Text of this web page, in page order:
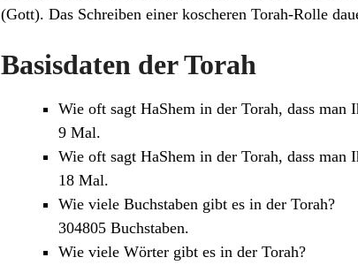
(Gott). Das Schreiben einer koscheren Torah-Rolle
Basisdaten der Torah
Wie oft sagt HaShem in der Torah, dass man
9 Mal.
Wie oft sagt HaShem in der Torah, dass man
18 Mal.
Wie viele Buchstaben gibt es in der Torah?
304805 Buchstaben.
Wie viele Wörter gibt es in der Torah?